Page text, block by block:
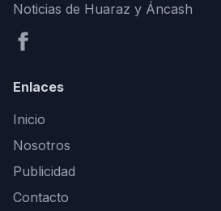
Noticias de Huaraz y Áncash
Enlaces
Inicio
Nosotros
Publicidad
Contacto